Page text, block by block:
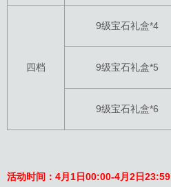
四档
9级宝石礼盒*4
9级宝石礼盒*5
9级宝石礼盒*6
活动时间：4月1日00:00-4月2日23:59